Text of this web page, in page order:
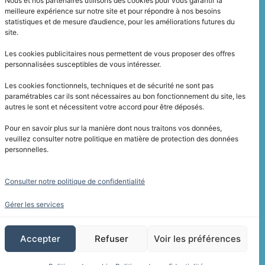
meilleure expérience sur notre site et pour répondre à nos besoins
statistiques et de mesure d’audience, pour les améliorations futures du
site.
Les cookies publicitaires nous permettent de vous proposer des offres
personnalisées susceptibles de vous intéresser.
Les cookies fonctionnels, techniques et de sécurité ne sont pas
paramétrables car ils sont nécessaires au bon fonctionnement du site, les
autres le sont et nécessitent votre accord pour être déposés.
Pour en savoir plus sur la manière dont nous traitons vos données,
veuillez consulter notre politique en matière de protection des données
personnelles.
Consulter notre politique de confidentialité
Gérer les services
Accepter Refuser Voir les préférences